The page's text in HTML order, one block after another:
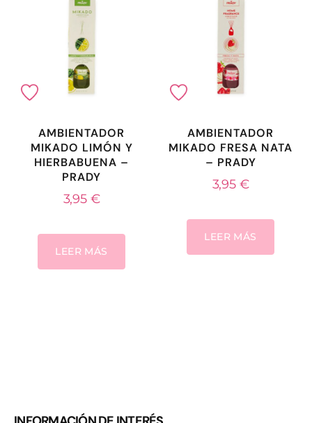
AMBIENTADOR
MIKADO LIMÓN Y
HIERBABUENA –
PRADY
3,95 €
LEER MÁS
AMBIENTADOR
MIKADO FRESA NATA
– PRADY
3,95 €
LEER MÁS